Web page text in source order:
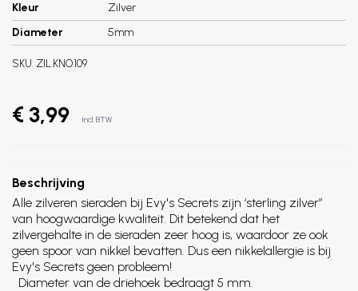
Kleur
Zilver
Diameter
5mm
SKU: ZIL.KNO.109
€ 3,99 Incl. BTW
Beschrijving
Alle zilveren sieraden bij Evy's Secrets zijn ‘sterling zilver”
van hoogwaardige kwaliteit. Dit betekend dat het
zilvergehalte in de sieraden zeer hoog is, waardoor ze ook
geen spoor van nikkel bevatten. Dus een nikkelallergie is bij
Evy's Secrets geen probleem!
Diameter van de driehoek bedraagt 5 mm.